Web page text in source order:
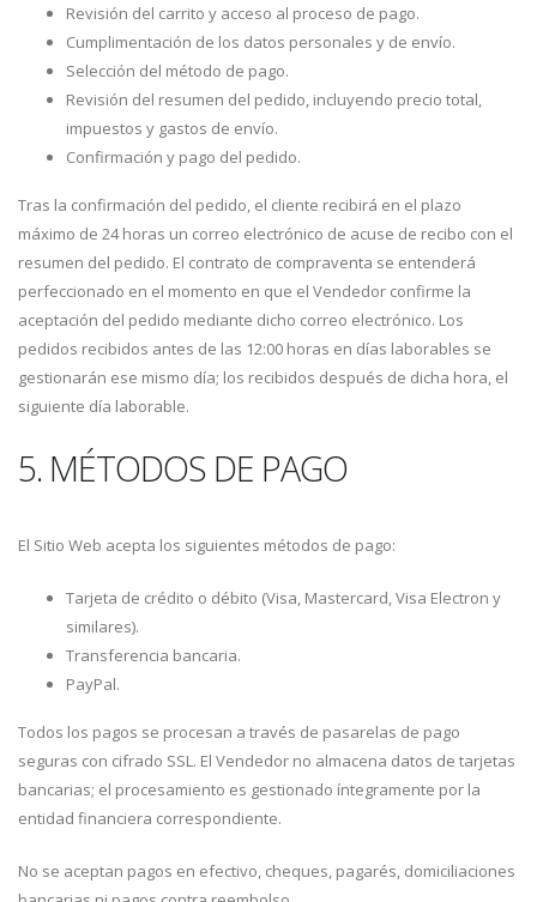
Revisión del carrito y acceso al proceso de pago.
Cumplimentación de los datos personales y de envío.
Selección del método de pago.
Revisión del resumen del pedido, incluyendo precio total,
impuestos y gastos de envío.
Confirmación y pago del pedido.
Tras la confirmación del pedido, el cliente recibirá en el plazo
máximo de 24 horas un correo electrónico de acuse de recibo con el
resumen del pedido. El contrato de compraventa se entenderá
perfeccionado en el momento en que el Vendedor confirme la
aceptación del pedido mediante dicho correo electrónico. Los
pedidos recibidos antes de las 12:00 horas en días laborables se
gestionarán ese mismo día; los recibidos después de dicha hora, el
siguiente día laborable.
5. MÉTODOS DE PAGO
El Sitio Web acepta los siguientes métodos de pago:
Tarjeta de crédito o débito (Visa, Mastercard, Visa Electron y
similares).
Transferencia bancaria.
PayPal.
Todos los pagos se procesan a través de pasarelas de pago
seguras con cifrado SSL. El Vendedor no almacena datos de tarjetas
bancarias; el procesamiento es gestionado íntegramente por la
entidad financiera correspondiente.
No se aceptan pagos en efectivo, cheques, pagarés, domiciliaciones